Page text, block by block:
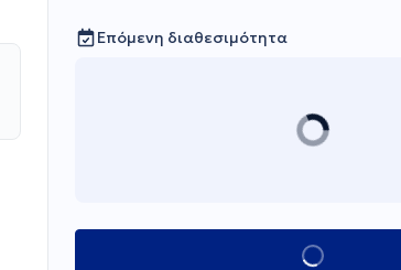
Επόμενη διαθεσιμότητα
Κλείσε ραντεβού